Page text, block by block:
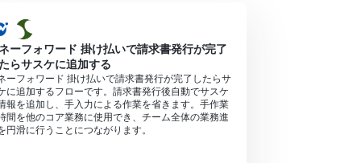
ーフォワード 掛け払いで請求書発行が完了
らサスケに追加する
ーフォワード 掛け払いで請求書発行が完了したらサ
に追加するフローです。請求書発行後自動でサスケ
報を追加し、手入力による作業を省きます。手作業
間を他のコア業務に使用でき、チーム全体の業務進
円滑に行うことにつながります。